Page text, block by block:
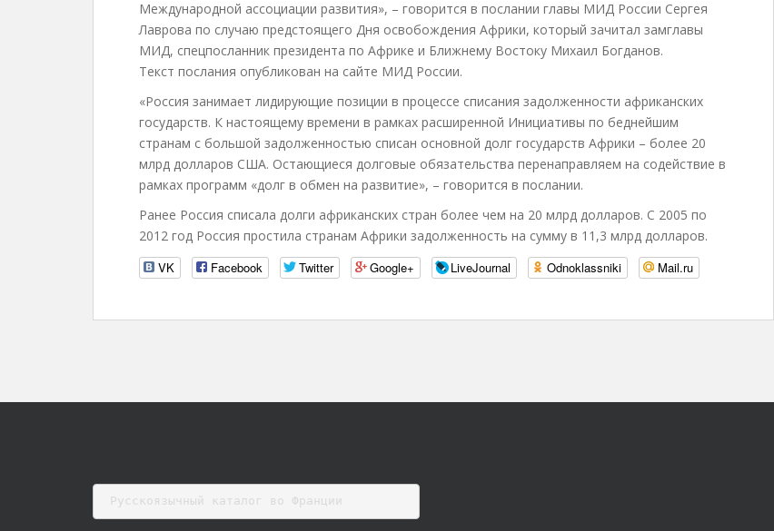
Международной ассоциации развития», – говорится в послании главы МИД России Сергея
Лаврова по случаю предстоящего Дня освобождения Африки, который зачитал замглавы
МИД, спецпосланник президента по Африке и Ближнему Востоку Михаил Богданов.
Текст послания опубликован на сайте МИД России.
«Россия занимает лидирующие позиции в процессе списания задолженности африканских
государств. К настоящему времени в рамках расширенной Инициативы по беднейшим
странам с большой задолженностью списан основной долг государств Африки – более 20
млрд долларов США. Остающиеся долговые обязательства перенаправляем на содействие в
рамках программ «долг в обмен на развитие», – говорится в послании.
Ранее Россия списала долги африканских стран более чем на 20 млрд долларов. С 2005 по
2012 год Россия простила странам Африки задолженность на сумму в 11,3 млрд долларов.
VK
Facebook Twitter Google+ LiveJournal Odnoklassniki Mail.ru
Русскоязычный каталог во Франции